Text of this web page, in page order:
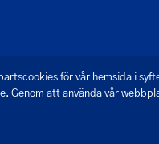
©
för vår hemsida i
Genom att använda vår